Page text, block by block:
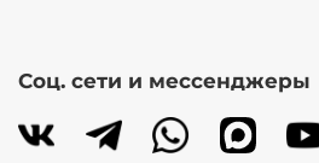
Соц. сети и мессенджеры